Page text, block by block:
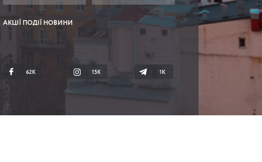
АКЦІЇ ПОДІЇ НОВИНИ
62K 15K 1К